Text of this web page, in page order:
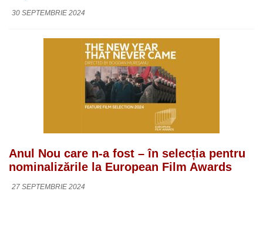
30 SEPTEMBRIE 2024
Anul Nou care n-a fost – în selecția pentru
nominalizările la European Film Awards
27 SEPTEMBRIE 2024